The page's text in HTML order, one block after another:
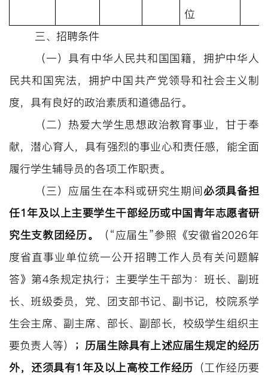
位
三、招聘条件
（一）具有中华人民共和国国籍，拥护中华人
民共和国宪法，拥护中国共产党领导和社会主义制
度，具有良好的政治素质和道德品行。
（二）热爱大学生思想政治教育事业，甘于奉
献，潜心育人，具有强烈的事业心和责任感，能全面
履行学生辅导员的各项工作职责。
（三） 应届生在本科或研究生期间必须具备担
任1 年及以上主要学生干部经历或中国青年志愿者研
究生支教团经历。 （ “应届生”参照《安徽省2026年
度省直事业单位统一公开招聘工作人员有关问题解
答》第4条规定执行；主要学生干部为：班长、副班
长、班级委员，党、团支部书记、副书记，校院系学
生会主席、副主席、部长、副部长，校级学生组织主
要负责人等）
； 历届生除具有上述应届生规定的经历
外，还须具有1 年及以上高校工作经历 （工作经历要